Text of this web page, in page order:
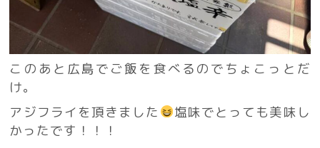
このあと広島でご飯を食べるのでちょこっとだ
け。
アジフライを頂きました
塩味でとっても美味し
かったです！！！